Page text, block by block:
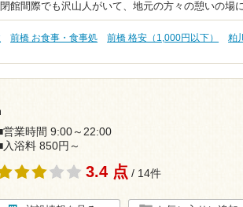
館間際でも沢山人がいて、地元の方々の憩いの場
前橋 お食事・食事処 前橋 格安（1,000円以下） 粕
営業時間 9:00～22:00
入浴料 850円～
3.4 点 / 14件